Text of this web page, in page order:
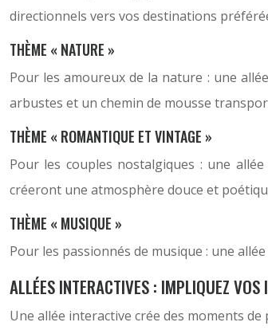
directionnels vers vos destinations
THÈME « NATURE »
Pour les amoureux de la nature : une
arbustes et un chemin de mousse
THÈME « ROMANTIQUE ET VINTAGE »
Pour les couples nostalgiques : une
créeront une atmosphère douce et
THÈME « MUSIQUE »
Pour les passionnés de musique : une
ALLÉES INTERACTIVES : IMPLIQUEZ VOS
Une allée interactive crée des moments